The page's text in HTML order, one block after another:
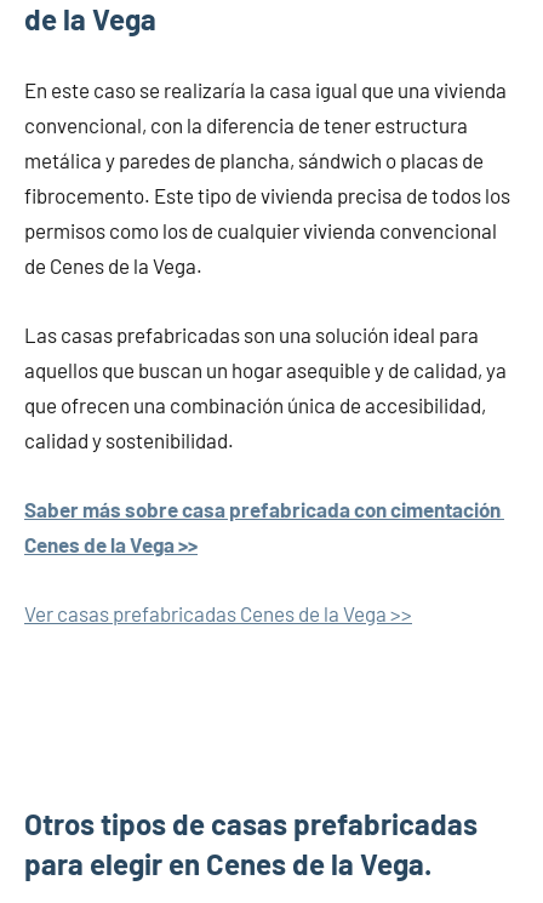
de la Vega
En este caso se realizaría la casa igual que una vivienda
convencional, con la diferencia de tener estructura
metálica y paredes de plancha, sándwich o placas de
fibrocemento. Este tipo de vivienda precisa de todos los
permisos como los de cualquier vivienda convencional
de Cenes de la Vega.
Las casas prefabricadas son una solución ideal para
aquellos que buscan un hogar asequible y de calidad, ya
que ofrecen una combinación única de accesibilidad,
calidad y sostenibilidad.
Saber más sobre casa prefabricada con cimentación
Cenes de la Vega >>
Ver casas prefabricadas Cenes de la Vega >>
Otros tipos de casas prefabricadas
para elegir en Cenes de la Vega.